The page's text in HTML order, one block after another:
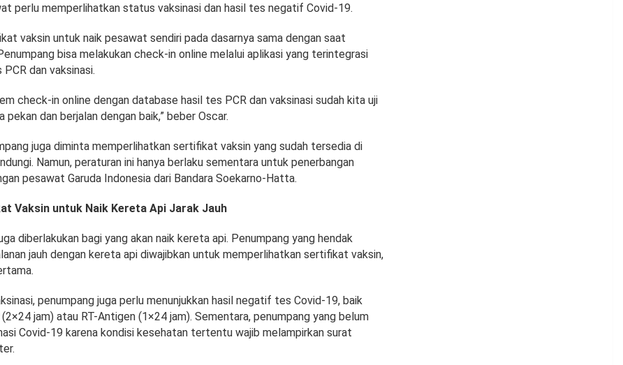
perlu memperlihatkan status vaksinasi dan hasil tes negatif Covid-19.
vaksin untuk naik pesawat sendiri pada dasarnya sama dengan saat
bisa melakukan check-in online melalui aplikasi yang terintegrasi
dan vaksinasi.
check-in online dengan database hasil tes PCR dan vaksinasi sudah kita uji
pekan dan berjalan dengan baik,” beber Oscar.
juga diminta memperlihatkan sertifikat vaksin yang sudah tersedia di
Namun, peraturan ini hanya berlaku sementara untuk penerbangan
pesawat Garuda Indonesia dari Bandara Soekarno-Hatta.
Vaksin untuk Naik Kereta Api Jarak Jauh
diberlakukan bagi yang akan naik kereta api. Penumpang yang hendak
jauh dengan kereta api diwajibkan untuk memperlihatkan sertifikat vaksin,
penumpang juga perlu menunjukkan hasil negatif tes Covid-19, baik
(2×24 jam) atau RT-Antigen (1×24 jam). Sementara, penumpang yang belum
Covid-19 karena kondisi kesehatan tertentu wajib melampirkan surat